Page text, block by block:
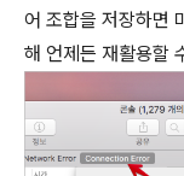
어 조합을 저장하면
해 언제든 재활용할